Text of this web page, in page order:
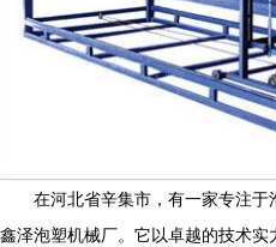
在河北省辛集市，有一家专注
鑫泽泡塑机械厂。它以卓越的技术